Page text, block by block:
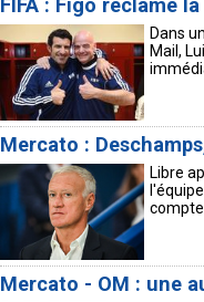
FIFA : Figo réclame
Dans
Mail,
Mercato :
Libre
compte
Mercato - OM : une